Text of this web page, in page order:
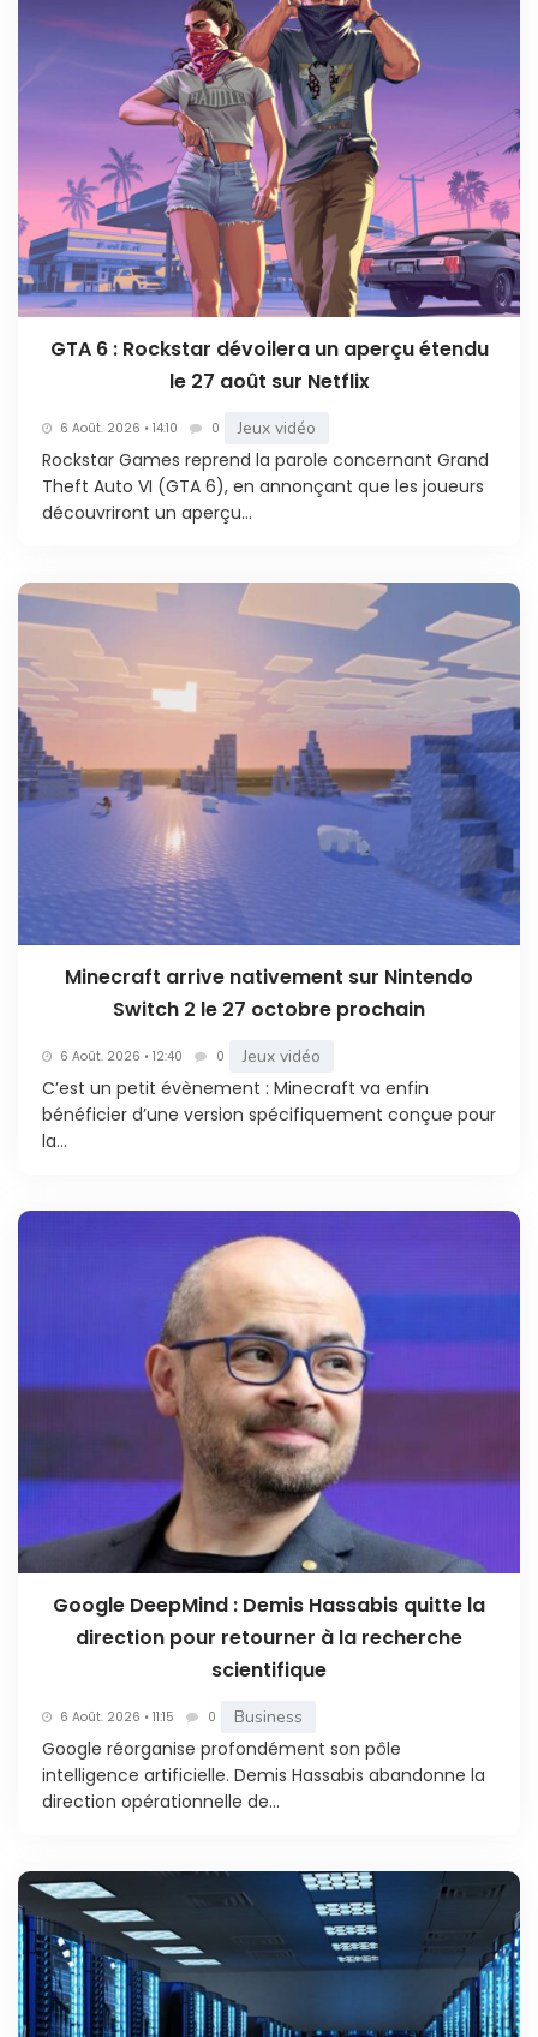
GTA 6 : Rockstar dévoilera un aperçu étendu
le 27 août sur Netflix
6 Août. 2026 • 14:10 0 Jeux vidéo
Rockstar Games reprend la parole concernant Grand
Theft Auto VI (GTA 6), en annonçant que les joueurs
découvriront un aperçu...
Minecraft arrive nativement sur Nintendo
Switch 2 le 27 octobre prochain
6 Août. 2026 • 12:40 0 Jeux vidéo
C’est un petit évènement : Minecraft va enfin
bénéficier d’une version spécifiquement conçue pour
la...
Google DeepMind : Demis Hassabis quitte la
direction pour retourner à la recherche
scientifique
6 Août. 2026 • 11:15 0 Business
Google réorganise profondément son pôle
intelligence artificielle. Demis Hassabis abandonne la
direction opérationnelle de...